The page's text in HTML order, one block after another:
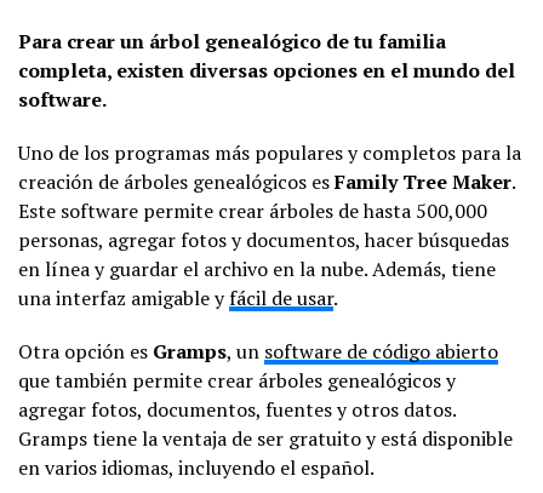
Para crear un árbol genealógico de tu familia
completa, existen diversas opciones en el mundo del
software.
Uno de los programas más populares y completos para la
creación de árboles genealógicos esFamily Tree Maker.
Este software permite crear árboles de hasta 500,000
personas, agregar fotos y documentos, hacer búsquedas
en línea y guardar el archivo en la nube. Además, tiene
una interfaz amigable yfácil de usar.
Otra opción es Gramps, un software de código abierto
que también permite crear árboles genealógicos y
agregar fotos, documentos, fuentes y otros datos.
Gramps tiene la ventaja de ser gratuito y está disponible
en varios idiomas, incluyendo el español.